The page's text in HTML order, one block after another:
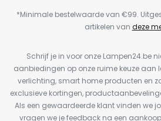
*Minimale bestelwaarde van €99.
artikelen van deze
Schrijf je in voor onze Lampen24.be
aanbiedingen op onze ruime keuze aan
verlichting, smart home producten en
exclusieve kortingen,
Als een gewaardeerde klant vinden we
vragen we je feedback na een